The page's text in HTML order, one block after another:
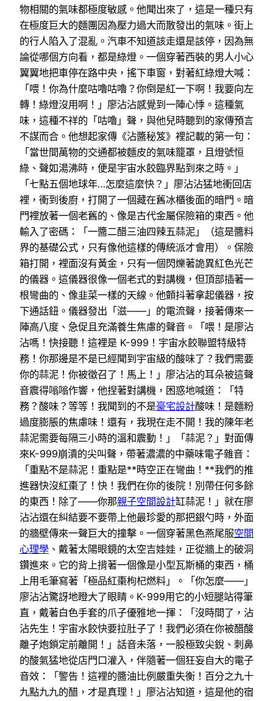
物相關的氣味都極度敏感。他聞出來了，這是一種只有
在極度巨大的麵團因為壓力過大而散發出的氣味。街上
的行人陷入了混亂。汽車不知道該走還是該停，因為無
論從哪個方向看，都是綠燈。一個穿著西裝的男人小心
翼翼地把車停在路中央，搖下車窗，對著紅綠燈大喊：
「喂！你為什麼咕嚕咕嚕？你倒是紅一下啊！我要向左
轉！綠燈沒用啊！」廖沾沾感覺到一陣心悸。這種氣
味，這種不祥的「咕嚕」聲，與他兒時聽到的家傳預言
不謀而合。他想起家傳《沾醬秘笈》裡記載的第一句：
「當世間萬物的交通都被麵皮的氣味籠罩，且燈號恒
綠、聲如湯沸時，便是宇宙水餃臨界點到來之時。」
「七點五個地球年…怎麼這麼快？」廖沾沾猛地衝回店
裡，衝到後廚，打開了一個藏在舊冰櫃後面的暗門。暗
門裡放著一個老舊的、像是古代金屬保險箱的東西。他
輸入了密碼：「一醬二醋三油四辣五蒜泥」（這是醬料
界的基礎公式，只有像他這樣的傳統派才會用）。保險
箱打開，裡面沒有黃金，只有一個閃爍著詭異紅色光芒
的儀器。這儀器很像一個老式的對講機，但頂部插著一
根彎曲的、像韭菜一樣的天線。他顫抖著拿起儀器，按
下通話鈕。儀器發出「滋——」的電流聲，接著傳來一
陣高八度、急促且充滿養生焦慮的聲音。「喂！是廖沾
沾嗎！快接聽！這裡是 K-999！宇宙水餃聯盟特級特
務！你那邊是不是已經聞到宇宙級的酸味了？我們需要
你的蒜泥！你被徵召了！馬上！」廖沾沾的耳朵被這聲
音震得嗡嗡作響，他捏著對講機，困惑地喊道：「特
務？酸味？等等！我聞到的不是豪宅設計酸味！是麵粉
過度膨脹的焦慮味！還有，我現在走不開！我的陳年老
蒜泥需要每隔三小時的溫和震動！」「蒜泥？」對面傳
來K-999崩潰的尖叫聲，帶著濃濃的中藥味電子雜音：
「重點不是蒜泥！重點是**時空正在彎曲！**我們的推
進器快沒紅棗了！快！我們在你的後院！別帶任何多餘
的東西！除了——你那親子空間設計缸蒜泥！」就在廖
沾沾還在糾結要不要帶上他最珍愛的那把銀勺時，外面
的牆壁傳來一聲巨大的撞擊。一個穿著黑色燕尾服空間
心理學 、戴著太陽眼鏡的太空吉娃娃，正從牆上的破洞
鑽進來。它的背上揹著一個像是小型瓦斯桶的東西，桶
上用毛筆寫著「極品紅棗枸杞燃料」。「你怎麼——」
廖沾沾驚訝地瞪大了眼睛。K-999用它的小短腿站得筆
直，戴著白色手套的爪子優雅地一揮：「沒時間了，沾
沾先生！宇宙水餃快要拉肚子了！我們必須在你被醋酸
離子炮鎖定前離開！」話音未落，一股極致尖銳、刺鼻
的酸氣猛地從店門口灌入，伴隨著一個狂妄自大的電子
音效：「警告！這裡的醬油比例嚴重失衡！百分之九十
九點九九的醋，才是真理！」廖沾沾知道，這是他的宿